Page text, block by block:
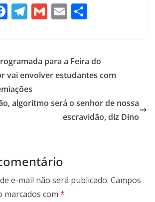
F
b
o
o
k
T
gr
a
m
G
l
E
l e
para a Feira do
vai envolver estudantes com
algoritmo será o senhor de nossa
escravidão, diz Dino
e-mail não será publicado. Campos
com *